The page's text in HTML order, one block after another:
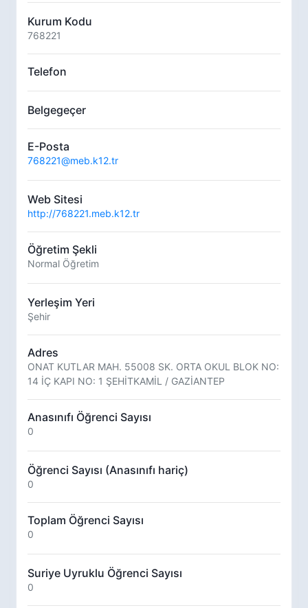
Kurum Kodu
768221
Telefon
Belgegeçer
E-Posta
768221@meb.k12.tr
Web Sitesi
http://768221.meb.k12.tr
Öğretim Şekli
Normal Öğretim
Yerleşim Yeri
Şehir
Adres
ONAT KUTLAR MAH. 55008 SK. ORTA OKUL BLOK NO:
14 İÇ KAPI NO: 1 ŞEHİTKAMİL / GAZİANTEP
Anasınıfı Öğrenci Sayısı
0
Öğrenci Sayısı (Anasınıfı hariç)
0
Toplam Öğrenci Sayısı
0
Suriye Uyruklu Öğrenci Sayısı
0